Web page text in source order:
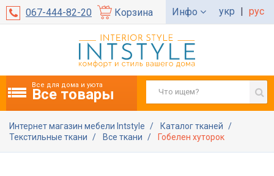
067-444-82-20 Корзина Инфо укр | рус
Все для дома и уюта
Все товары
Интернет магазин мебели Intstyle
Каталог тканей
Текстильные ткани
Все ткани Гобелен хуторок